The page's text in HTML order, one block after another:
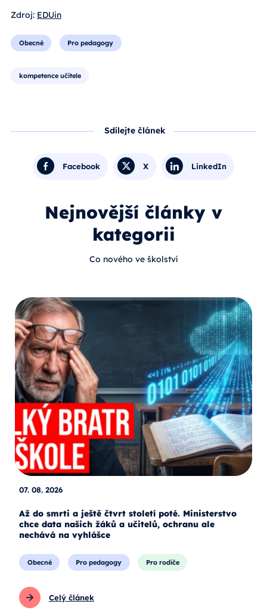
Zdroj: EDUin
Obecné Pro pedagogy
kompetence učitele
Sdílejte článek
Facebook X LinkedIn
Nejnovější články v
kategorii
Co nového ve školství
07. 08. 2026
Až do smrti a ještě čtvrt století poté. Ministerstvo
chce data našich žáků a učitelů, ochranu ale
nechává na vyhlášce
Obecné Pro pedagogy Pro rodiče
Celý článek